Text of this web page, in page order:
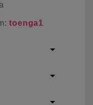
toenga1
arrow_drop_down
arrow_drop_down
arrow_drop_down